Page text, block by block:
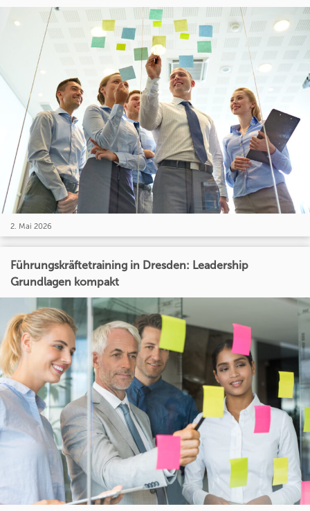
2. Mai 2026
Führungskräftetraining in Dresden: Leadership
Grundlagen kompakt